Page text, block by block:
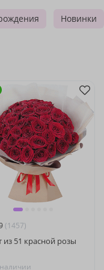
Новинки
(1457)
из 51 красной розы